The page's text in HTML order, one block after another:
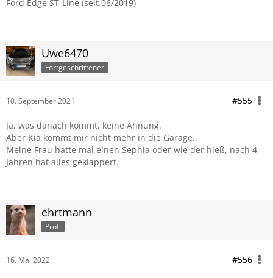
Ford Edge ST-Line (seit 06/2019)
Uwe6470
Fortgeschrittener
10. September 2021 #555
Ja, was danach kommt, keine Ahnung.
Aber Kia kommt mir nicht mehr in die Garage.
Meine Frau hatte mal einen Sephia oder wie der hieß, nach 4
Jahren hat alles geklappert.
ehrtmann
Profi
16. Mai 2022 #556